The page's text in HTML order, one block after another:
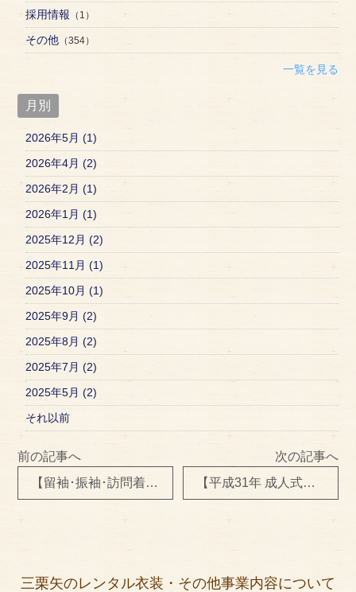
採用情報 （1）
その他 （354）
一覧を見る
月別
2026年5月 (1)
2026年4月 (2)
2026年2月 (1)
2026年1月 (1)
2025年12月 (2)
2025年11月 (1)
2025年10月 (1)
2025年9月 (2)
2025年8月 (2)
2025年7月 (2)
2025年5月 (2)
それ以前
前の記事へ
【留袖･振袖･訪問着】出張着付け＆ヘアセット
次の記事へ
【平成31年 成人式】振袖予約受付中！！！
三栗矢のレンタル衣装・その他事業内容について